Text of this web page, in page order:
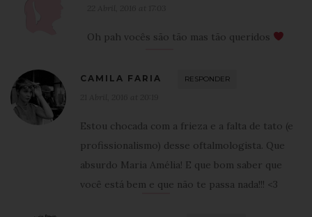
Oh pah vocês são tão mas tão queridos
CAMILA FARIA RESPONDER
Estou chocada com a frieza e a falta de tato (e
profissionalismo) desse oftalmologista. Que
absurdo Maria Amélia! E que bom saber que
você está bem e que não te passa nada!!! <3